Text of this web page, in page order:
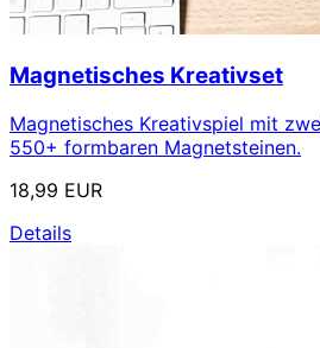
Magnetisches Kreativset
Magnetisches Kreativspiel mit
550+ formbaren Magnetsteinen.
18,99 EUR
Details